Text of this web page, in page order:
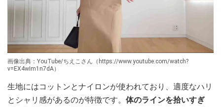
画像出典：YouTube/ちえこさん（https://www.youtube.com/watch?
v=EX4wIm1n7dA）
生地にはコットンとナイロンが使われており、適度なハリ
とシャリ感があるのが特徴です。 体のラインを拾いすぎ